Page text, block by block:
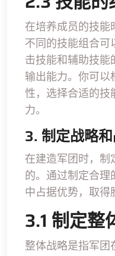
在培养成员的技能
不同的技能组合可
击技能和辅助技能
输出能力。你可以
性，选择合适的技
力。
3. 制定战略
在建造军团时，制
的。通过制定合理
中占据优势，取得
3.1 制定整
整体战略是指军团